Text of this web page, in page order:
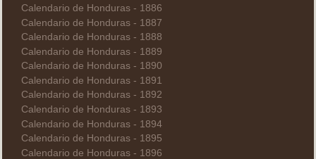
Calendario de Honduras - 1886
Calendario de Honduras - 1887
Calendario de Honduras - 1888
Calendario de Honduras - 1889
Calendario de Honduras - 1890
Calendario de Honduras - 1891
Calendario de Honduras - 1892
Calendario de Honduras - 1893
Calendario de Honduras - 1894
Calendario de Honduras - 1895
Calendario de Honduras - 1896